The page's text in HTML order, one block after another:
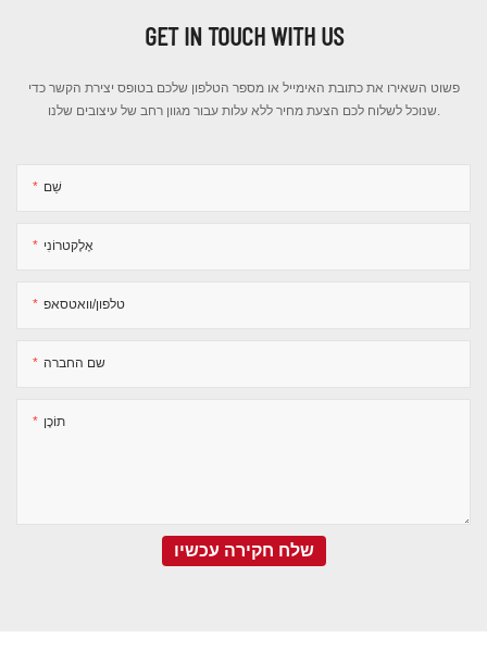
GET IN TOUCH WITH US
פשוט השאירו את כתובת האימייל או מספר הטלפון שלכם בטופס יצירת הקשר כדי
שנוכל לשלוח לכם הצעת מחיר ללא עלות עבור מגוון רחב של עיצובים שלנו.
שֵׁם
אֶלֶקטרוֹנִי
טלפון/וואטסאפ
שם החברה
תוֹכֶן
שלח חקירה עכשיו